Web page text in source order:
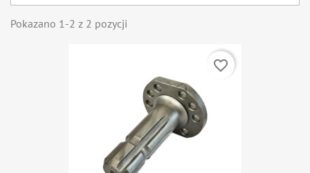
Pokazano 1-2 z 2 pozycji
favorite_border